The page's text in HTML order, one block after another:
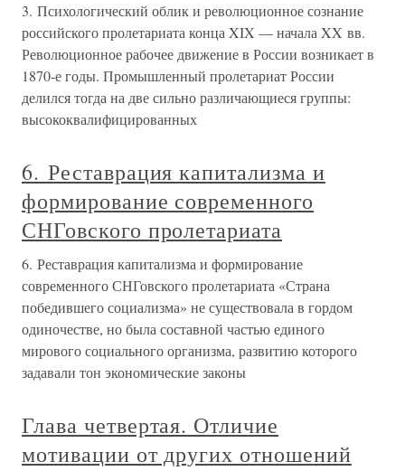
3. Психологический облик и революционное сознание
российского пролетариата конца XIX — начала XX вв.
Революционное рабочее движение в России возникает в
1870-е годы. Промышленный пролетариат России
делился тогда на две сильно различающиеся группы:
высококвалифицированных
6. Реставрация капитализма и
формирование современного
СНГовского пролетариата
6. Реставрация капитализма и формирование
современного СНГовского пролетариата «Страна
победившего социализма» не существовала в гордом
одиночестве, но была составной частью единого
мирового социального организма, развитию которого
задавали тон экономические законы
Глава четвертая. Отличие
мотивации от других отношений